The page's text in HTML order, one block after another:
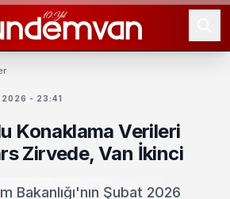
- 23:41
Konaklama Verileri
Zirvede, Van İkinci
Bakanlığı'nın Şubat 2026